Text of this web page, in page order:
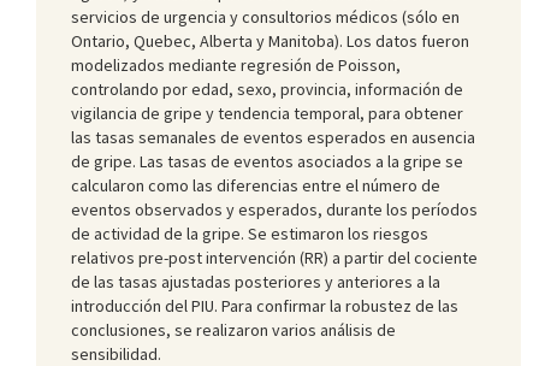
servicios de urgencia y consultorios médicos (sólo en
Ontario, Quebec, Alberta y Manitoba). Los datos fueron
modelizados mediante regresión de Poisson,
controlando por edad, sexo, provincia, información de
vigilancia de gripe y tendencia temporal, para obtener
las tasas semanales de eventos esperados en ausencia
de gripe. Las tasas de eventos asociados a la gripe se
calcularon como las diferencias entre el número de
eventos observados y esperados, durante los períodos
de actividad de la gripe. Se estimaron los riesgos
relativos pre-post intervención (RR) a partir del cociente
de las tasas ajustadas posteriores y anteriores a la
introducción del PIU. Para confirmar la robustez de las
conclusiones, se realizaron varios análisis de
sensibilidad.